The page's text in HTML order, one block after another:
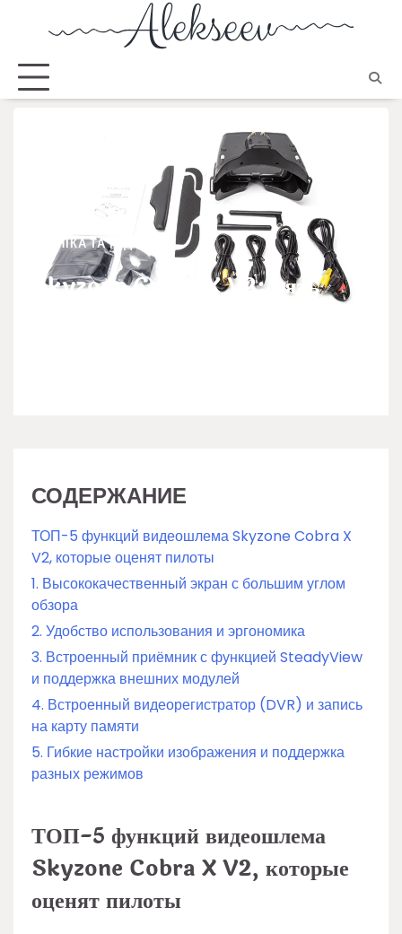
ТЕХНІКА ТА ГАДЖЕТИ
Skyzone Cobra X V2: пять
СОДЕРЖАНИЕ
ТОП-5 функций видеошлема Skyzone Cobra X
V2, которые оценят пилоты
1. Высококачественный экран с большим углом
обзора
2. Удобство использования и эргономика
3. Встроенный приёмник с функцией SteadyView
и поддержка внешних модулей
4. Встроенный видеорегистратор (DVR) и запись
на карту памяти
5. Гибкие настройки изображения и поддержка
разных режимов
ТОП-5 функций видеошлема
Skyzone Cobra X V2, которые
оценят пилоты